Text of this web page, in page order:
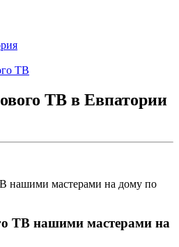
ТВ
ТВ в Евпатории
ТВ нашими мастерами на